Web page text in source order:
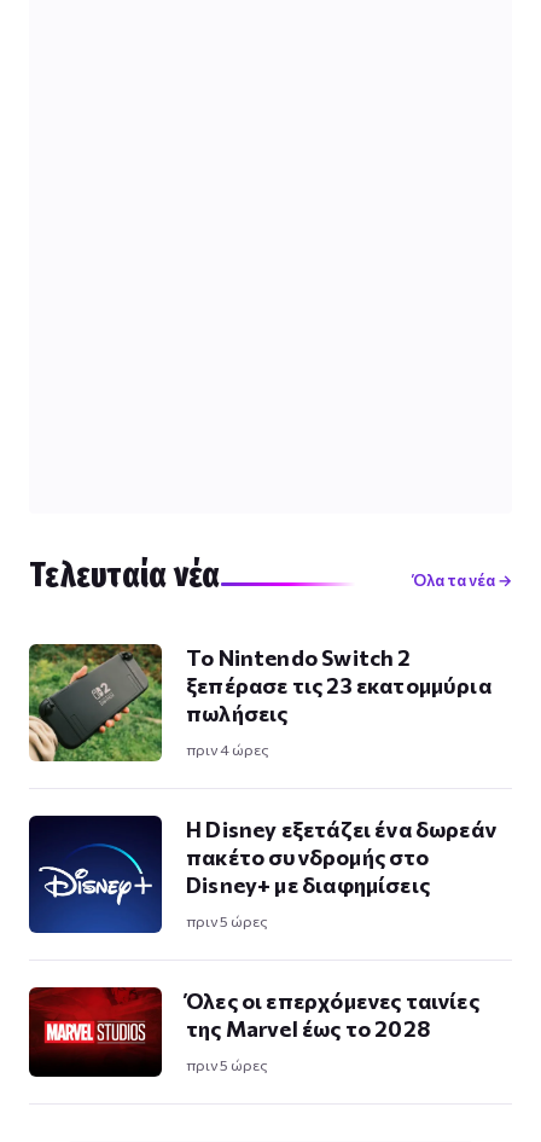
Τελευταία νέα Όλα τα νέα →
Το Nintendo Switch 2
ξεπέρασε τις 23 εκατομμύρια
πωλήσεις
πριν 4 ώρες
Η Disney εξετάζει ένα δωρεάν
πακέτο συνδρομής στο
Disney+ με διαφημίσεις
πριν 5 ώρες
Όλες οι επερχόμενες ταινίες
της Marvel έως το 2028
πριν 5 ώρες